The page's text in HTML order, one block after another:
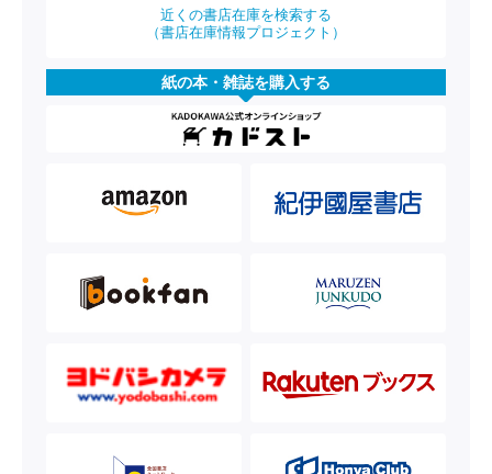
近くの書店在庫を検索する
（書店在庫情報プロジェクト）
紙の本・雑誌を購入する